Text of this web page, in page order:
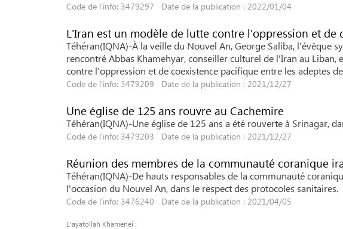
Code de l'info: 3479297 Date de la publication : 2022/01/04
L'Iran est un modèle de lutte contre l'oppression et de
Téhéran(IQNA)-À la veille du Nouvel An, George Saliba, l'évêque
rencontré Abbas Khamehyar, conseiller culturel de l'Iran au
contre l’oppression et de coexistence pacifique entre les adeptes
Code de l'info: 3479209 Date de la publication : 2021/12/27
Une église de 125 ans rouvre au Cachemire
Téhéran(IQNA)-Une église de 125 ans a été rouverte à Srinagar,
Code de l'info: 3479203 Date de la publication : 2021/12/27
Réunion des membres de la communauté coranique
Téhéran(IQNA)-De hauts responsables de la communauté
l'occasion du Nouvel An, dans le respect des protocoles sanitaires.
Code de l'info: 3476240 Date de la publication : 2021/04/05
L'ayatollah Khamenei :